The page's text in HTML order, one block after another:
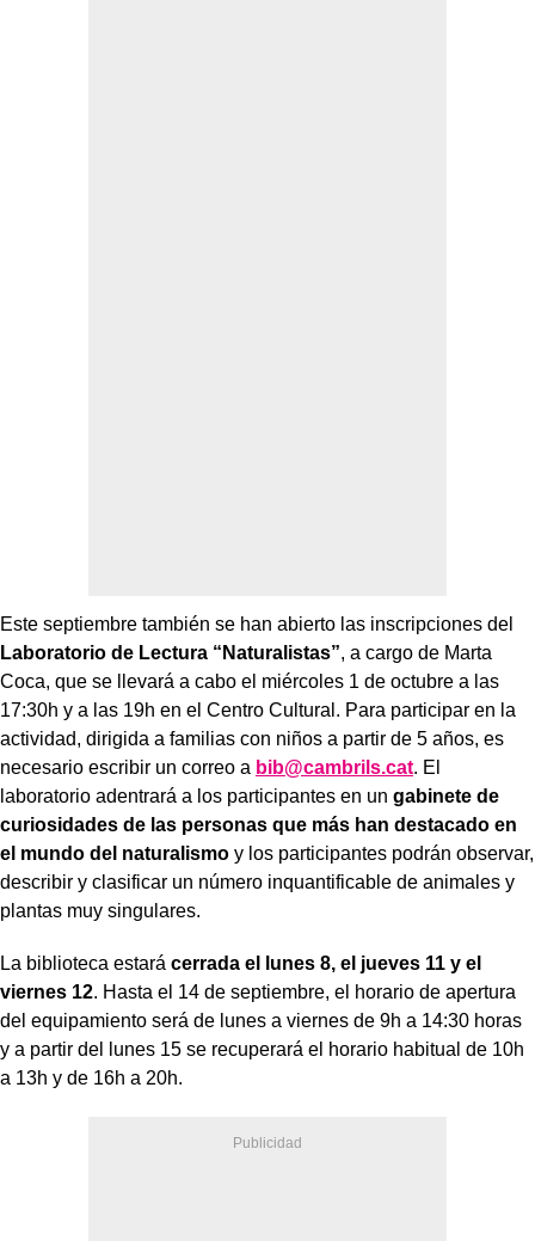
Este septiembre también se han abierto las inscripciones del
Laboratorio de Lectura “Naturalistas”, a cargo de Marta
Coca, que se llevará a cabo el miércoles 1 de octubre a las
17:30h y a las 19h en el Centro Cultural. Para participar en la
actividad, dirigida a familias con niños a partir de 5 años, es
necesario escribir un correo a bib@cambrils.cat. El
laboratorio adentrará a los participantes en un gabinete de
curiosidades de las personas que más han destacado en
el mundo del naturalismo y los participantes podrán observar,
describir y clasificar un número inquantificable de animales y
plantas muy singulares.
La biblioteca estará cerrada el lunes 8, el jueves 11 y el
viernes 12. Hasta el 14 de septiembre, el horario de apertura
del equipamiento será de lunes a viernes de 9h a 14:30 horas
y a partir del lunes 15 se recuperará el horario habitual de 10h
a 13h y de 16h a 20h.